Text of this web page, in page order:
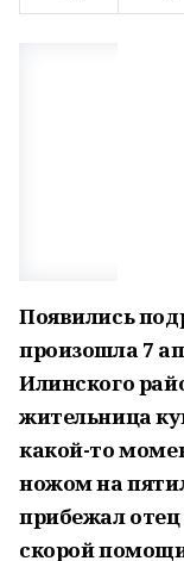
Появились
произошла 7
Илинского
жительница
какой-то
ножом на
прибежал
скорой